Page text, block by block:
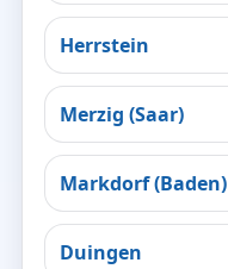
Herrstein
Merzig (Saar)
Markdorf (Baden)
Duingen